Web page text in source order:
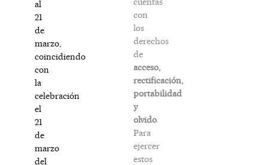
al
21
de
marzo,
coincidiendo
con
la
celebración
el
21
de
marzo
del
con
los
derechos
de
acceso,
rectificación,
portabilidad
y
olvido.
Para
ejercer
estos